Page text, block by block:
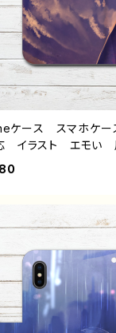
ケース スマホケ
イラスト エモ
おしゃれ ノスタ
Android
性的 おすすめ 人
ッズ タイトル：還